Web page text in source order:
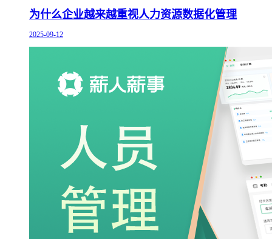
为什么企业越来越重视人力资源数据化管理
2025-09-12